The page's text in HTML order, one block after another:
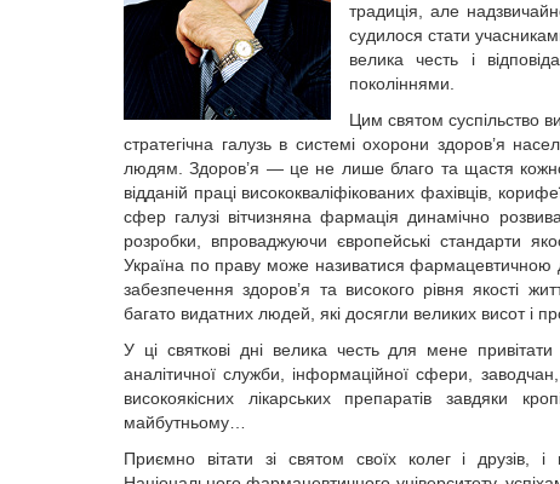
традиція, але
судилося стати
велика честь і
поколіннями.
Цим святом суспільство
стратегічна галузь в системі охорони здоров’я
людям. Здоров’я — це не лише благо та щастя
відданій праці висококваліфікованих фахівців,
сфер галузі вітчизняна фармація динамічно
розробки, впроваджуючи європейські стандарти
Україна по праву може називатися фармацевтичною
забезпечення здоров’я та високого рівня якості
багато видатних людей, які досягли великих висот і
У ці святкові дні велика честь для мене
аналітичної служби, інформаційної сфери, заводчан,
високоякісних лікарських препаратів завдяки
майбутньому…
Приємно вітати зі святом своїх колег і друзів,